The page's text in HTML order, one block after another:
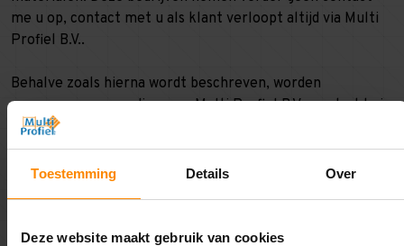
Toestemming Details Over
Deze website maakt gebruik van cookies
me u op, contact met u als klant verloopt altijd via Multi
Profiel B.V..
Behalve zoals hierna wordt beschreven, worden
persoonsgegevens die u aan Multi Profiel B.V. verstrekt via
onze websites niet zonder uw toestemming doorgegeven
aan bedrijven buiten Multi Profiel B.V. en
dochterondernemingen of aangesloten bedrijven.
VERSTREKKING AAN SERVICEPROVIDERS